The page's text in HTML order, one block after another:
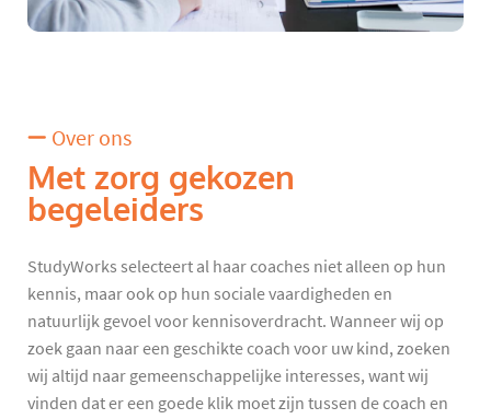
Over ons
Met zorg gekozen
begeleiders
StudyWorks selecteert al haar coaches niet alleen op hun
kennis, maar ook op hun sociale vaardigheden en
natuurlijk gevoel voor kennisoverdracht. Wanneer wij op
zoek gaan naar een geschikte coach voor uw kind, zoeken
wij altijd naar gemeenschappelijke interesses, want wij
vinden dat er een goede klik moet zijn tussen de coach en